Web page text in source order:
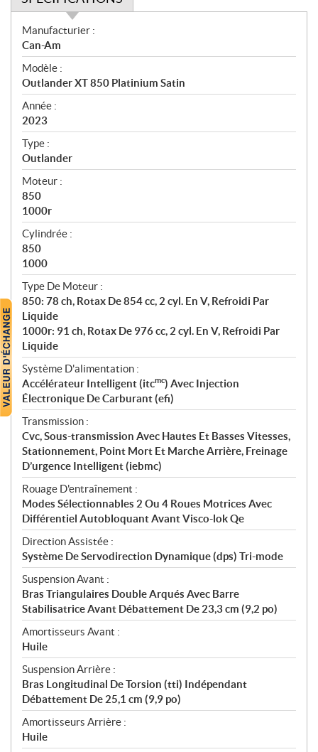
S
p
é
c
i
f
i
c
a
t
i
o
n
s
Manufacturier :
Can-Am
Modèle :
Outlander XT 850 Platinium Satin
Année :
2023
Type :
Outlander
Moteur :
850
1000r
Cylindrée :
850
1000
Type De Moteur :
850: 78 ch, Rotax De 854 cc, 2 cyl. En V, Refroidi Par
Liquide
1000r: 91 ch, Rotax De 976 cc, 2 cyl. En V, Refroidi Par
Liquide
Système D'alimentation :
Accélérateur Intelligent (itcmc) Avec Injection
Électronique De Carburant (efi)
Transmission :
Cvc, Sous-transmission Avec Hautes Et Basses Vitesses,
Stationnement, Point Mort Et Marche Arrière, Freinage
D’urgence Intelligent (iebmc)
Rouage D'entraînement :
Modes Sélectionnables 2 Ou 4 Roues Motrices Avec
Différentiel Autobloquant Avant Visco-lok Qe
Direction Assistée :
Système De Servodirection Dynamique (dps) Tri-mode
Suspension Avant :
Bras Triangulaires Double Arqués Avec Barre
Stabilisatrice Avant Débattement De 23,3 cm (9,2 po)
Amortisseurs Avant :
Huile
Suspension Arrière :
Bras Longitudinal De Torsion (tti) Indépendant
Débattement De 25,1 cm (9,9 po)
Amortisseurs Arrière :
Huile